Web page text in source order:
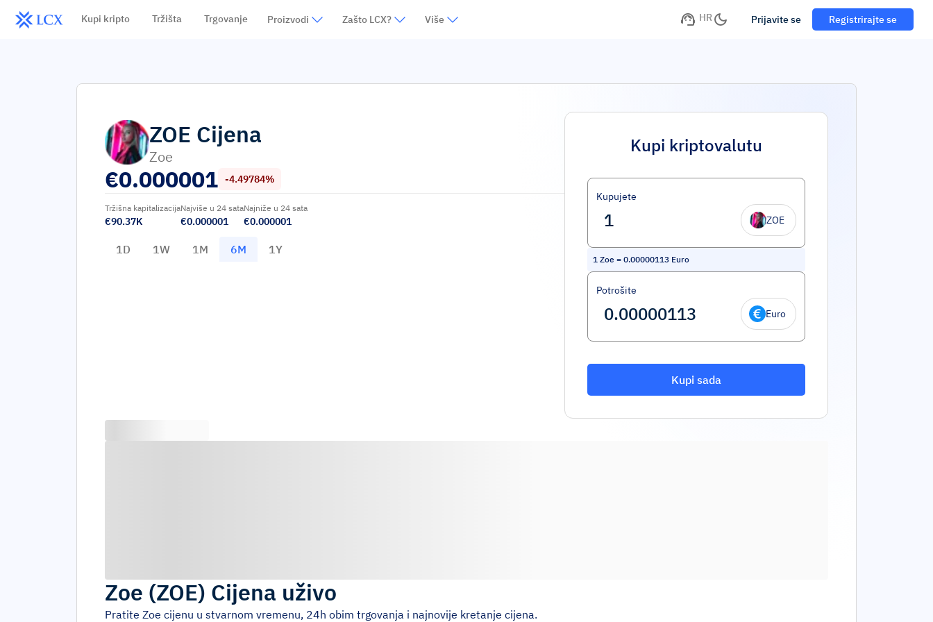
Kupi kripto Tržišta Trgovanje Proizvodi Zašto LCX? Više HR Prijavite se Registrirajte se
ZOE Cijena
Zoe
€0.000001 -4.49784%
Tržišna kapitalizacija
€90.37K
Najviše u 24 sata
€0.000001
Najniže u 24 sata
€0.000001
1D 1W 1M 6M 1Y
Kupi kriptovalutu
Kupujete
ZOE
1 Zoe = 0.00000113 Euro
Potrošite
Euro
Kupi sada
Zoe (ZOE) Cijena uživo
Pratite Zoe cijenu u stvarnom vremenu, 24h obim trgovanja i najnovije kretanje cijena.